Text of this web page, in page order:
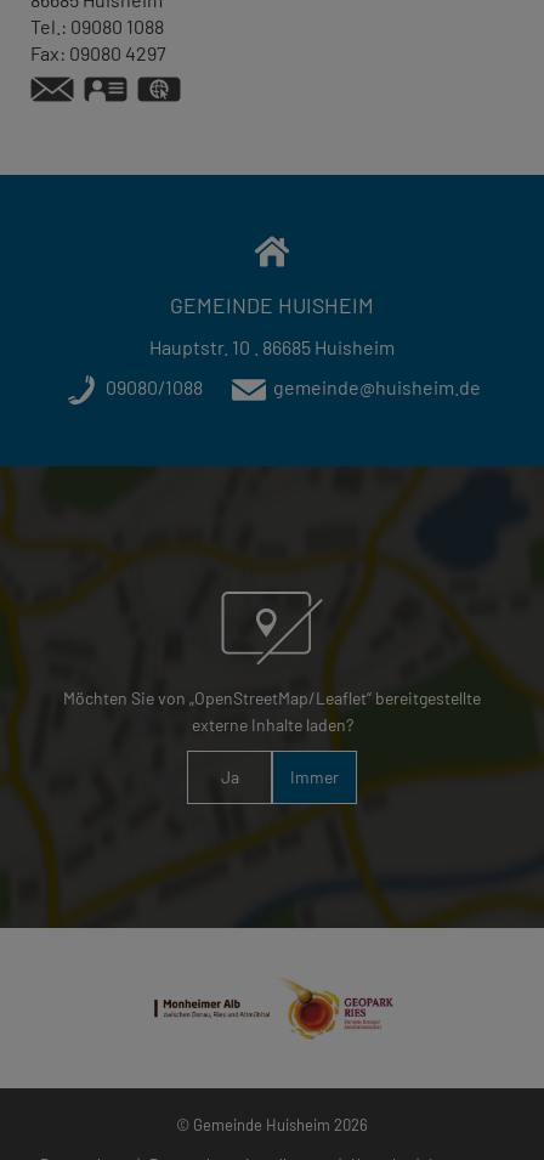
Tel.: 09080 1088
Fax: 09080 4297
vCard
GEMEINDE HUISHEIM
Hauptstr. 10 . 86685 Huisheim
09080/1088
gemeinde@huisheim.de
Möchten Sie von „OpenStreetMap/Leaflet“ bereitgestellte
externe Inhalte laden?
Ja Immer
© Gemeinde Huisheim 2026